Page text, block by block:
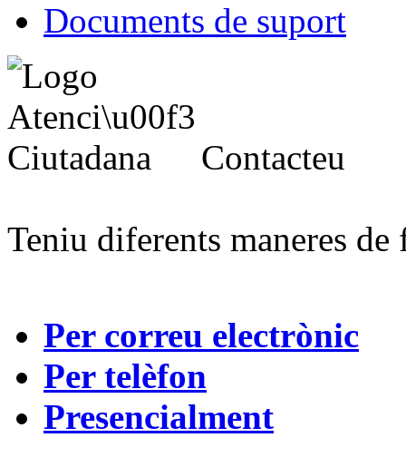
Documents de suport
Contacteu
Teniu diferents maneres de
Per correu electrònic
Per telèfon
Presencialment